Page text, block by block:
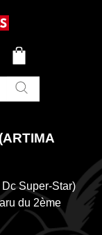
Super-Star)
du 2ème